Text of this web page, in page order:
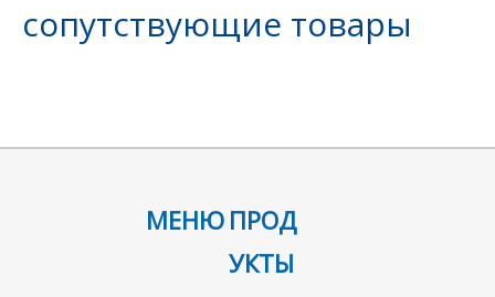
сопутствующие товары
МЕНЮ ПРОД
УКТЫ